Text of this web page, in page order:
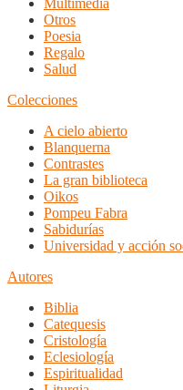
Multimedia
Otros
Poesia
Regalo
Salud
Colecciones
A cielo abierto
Blanquerna
Contrastes
La gran biblioteca
Oikos
Pompeu Fabra
Sabidurías
Universidad y acción
Autores
Biblia
Catequesis
Cristología
Eclesiología
Espiritualidad